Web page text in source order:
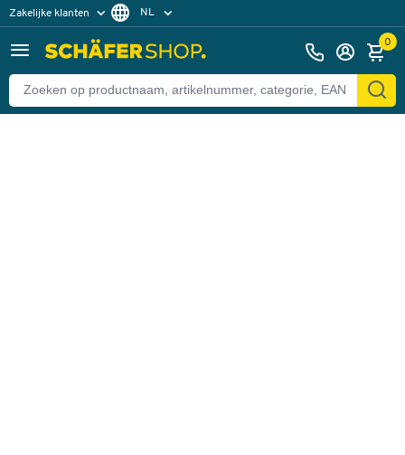
Zakelijke klanten
Particuliere klanten
NL
0
Terug